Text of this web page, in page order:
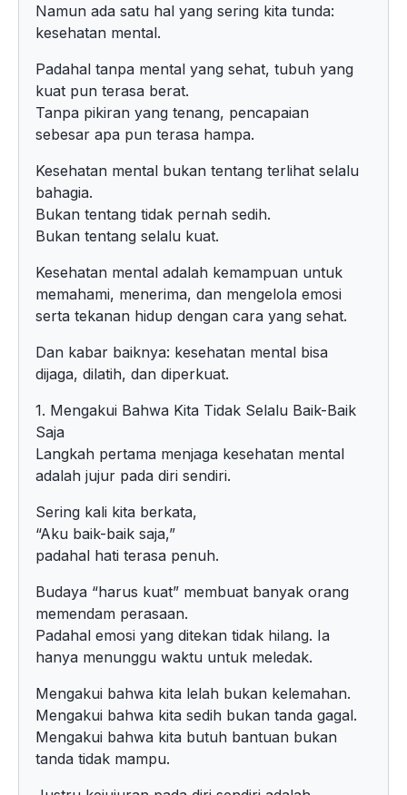
Namun ada satu hal yang sering kita tunda:
kesehatan mental.
Padahal tanpa mental yang sehat, tubuh yang
kuat pun terasa berat.
Tanpa pikiran yang tenang, pencapaian
sebesar apa pun terasa hampa.
Kesehatan mental bukan tentang terlihat selalu
bahagia.
Bukan tentang tidak pernah sedih.
Bukan tentang selalu kuat.
Kesehatan mental adalah kemampuan untuk
memahami, menerima, dan mengelola emosi
serta tekanan hidup dengan cara yang sehat.
Dan kabar baiknya: kesehatan mental bisa
dijaga, dilatih, dan diperkuat.
1. Mengakui Bahwa Kita Tidak Selalu Baik-Baik
Saja
Langkah pertama menjaga kesehatan mental
adalah jujur pada diri sendiri.
Sering kali kita berkata,
“Aku baik-baik saja,”
padahal hati terasa penuh.
Budaya “harus kuat” membuat banyak orang
memendam perasaan.
Padahal emosi yang ditekan tidak hilang. Ia
hanya menunggu waktu untuk meledak.
Mengakui bahwa kita lelah bukan kelemahan.
Mengakui bahwa kita sedih bukan tanda gagal.
Mengakui bahwa kita butuh bantuan bukan
tanda tidak mampu.